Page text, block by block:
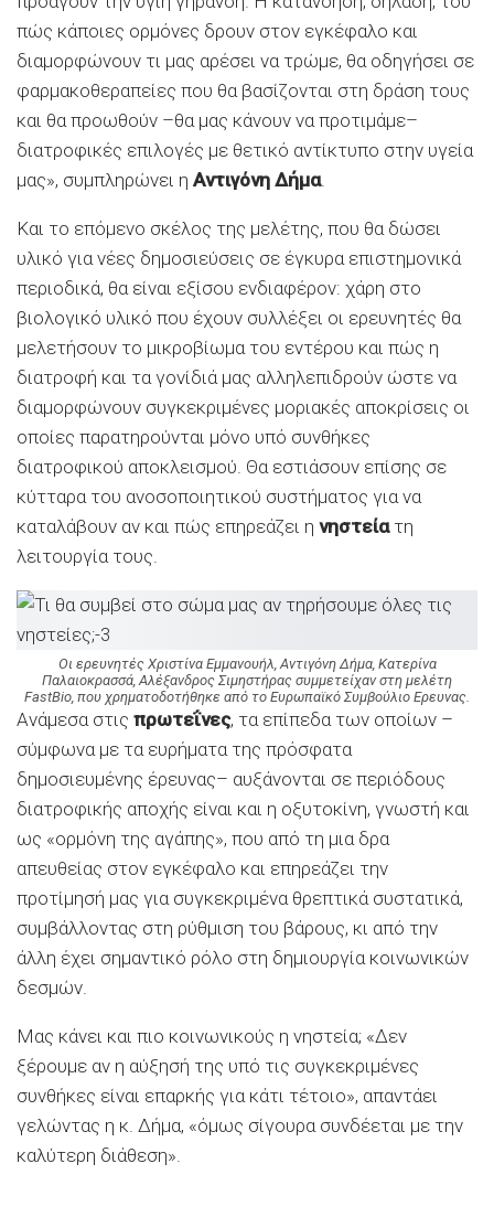
πώς κάποιες ορμόνες δρουν στον εγκέφαλο και
διαμορφώνουν τι μας αρέσει να τρώμε, θα οδηγήσει σε
φαρμακοθεραπείες που θα βασίζονται στη δράση τους
και θα προωθούν –θα μας κάνουν να προτιμάμε–
διατροφικές επιλογές με θετικό αντίκτυπο στην υγεία
μας», συμπληρώνει η Αντιγόνη Δήμα.
Και το επόμενο σκέλος της μελέτης, που θα δώσει
υλικό για νέες δημοσιεύσεις σε έγκυρα επιστημονικά
περιοδικά, θα είναι εξίσου ενδιαφέρον: χάρη στο
βιολογικό υλικό που έχουν συλλέξει οι ερευνητές θα
μελετήσουν το μικροβίωμα του εντέρου και πώς η
διατροφή και τα γονίδιά μας αλληλεπιδρούν ώστε να
διαμορφώνουν συγκεκριμένες μοριακές αποκρίσεις οι
οποίες παρατηρούνται μόνο υπό συνθήκες
διατροφικού αποκλεισμού. Θα εστιάσουν επίσης σε
κύτταρα του ανοσοποιητικού συστήματος για να
καταλάβουν αν και πώς επηρεάζει η νηστεία τη
λειτουργία τους.
Οι ερευνητές Χριστίνα Εμμανουήλ, Αντιγόνη Δήμα, Κατερίνα
Παλαιοκρασσά, Αλέξανδρος Σιμηστήρας συμμετείχαν στη μελέτη
FastBio, που χρηματοδοτήθηκε από το Ευρωπαϊκό Συμβούλιο Ερευνας.
Ανάμεσα στις πρωτεΐνες, τα επίπεδα των οποίων –
σύμφωνα με τα ευρήματα της πρόσφατα
δημοσιευμένης έρευνας– αυξάνονται σε περιόδους
διατροφικής αποχής είναι και η οξυτοκίνη, γνωστή και
ως «ορμόνη της αγάπης», που από τη μια δρα
απευθείας στον εγκέφαλο και επηρεάζει την
προτίμησή μας για συγκεκριμένα θρεπτικά συστατικά,
συμβάλλοντας στη ρύθμιση του βάρους, κι από την
άλλη έχει σημαντικό ρόλο στη δημιουργία κοινωνικών
δεσμών.
Μας κάνει και πιο κοινωνικούς η νηστεία; «Δεν
ξέρουμε αν η αύξησή της υπό τις συγκεκριμένες
συνθήκες είναι επαρκής για κάτι τέτοιο», απαντάει
γελώντας η κ. Δήμα, «όμως σίγουρα συνδέεται με την
καλύτερη διάθεση».